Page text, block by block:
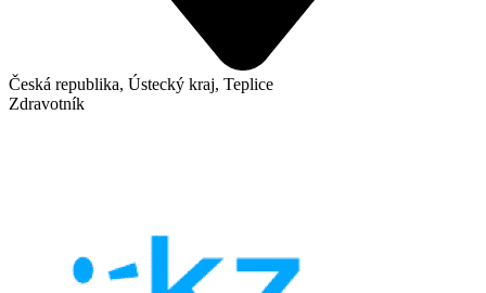
Česká republika, Ústecký kraj, Teplice
Zdravotník